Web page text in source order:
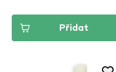
Přidat